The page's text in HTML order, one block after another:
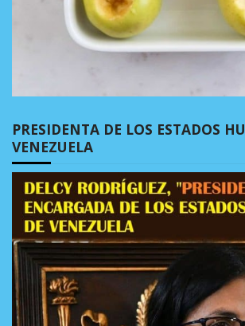
PRESIDENTA DE LOS ESTADOS
VENEZUELA